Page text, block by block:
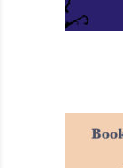
Anlatılan
çelişmiyor. Her
“Zeytin
terk eden ve